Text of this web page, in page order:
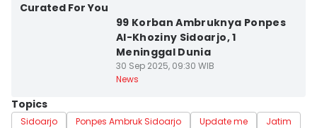
Curated For You
99 Korban Ambruknya Ponpes
Al-Khoziny Sidoarjo, 1
Meninggal Dunia
30 Sep 2025, 09:30 WIB
News
Topics
Sidoarjo Ponpes Ambruk Sidoarjo Update me
Jatim